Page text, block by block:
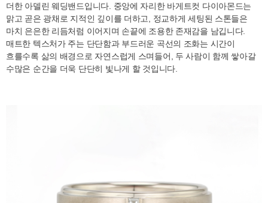
더한 아델린 웨딩밴드입니다. 중앙에 자리한 바게트컷 다이아몬드는
맑고 곧은 광채로 지적인 깊이를 더하고, 정교하게 세팅된 스톤들은
마치 은은한 리듬처럼 이어지며 손끝에 조용한 존재감을 남깁니다.
매트한 텍스처가 주는 단단함과 부드러운 곡선의 조화는 시간이
흐를수록 삶의 배경으로 자연스럽게 스며들어, 두 사람이 함께 쌓아갈
수많은 순간을 더욱 단단히 빛나게 할 것입니다.